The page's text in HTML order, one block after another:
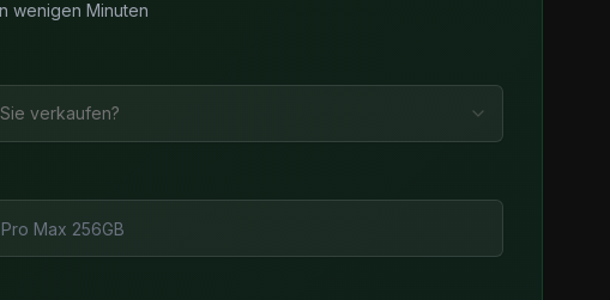
wenigen Minuten
verkaufen?